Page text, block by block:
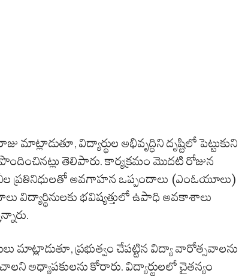
మాట్లాడుతూ, విద్యార్థుల అభివృద్ధిని దృష్టిలో పెట్టుకుని
తెలిపారు. కార్యక్రమం మొదటి రోజున
ప్రతినిధులతో అవగాహన ఒప్పందాలు (ఎంఓయూలు)
విద్యార్థినులకు భవిష్యత్తులో ఉపాధి అవకాశాలు
మాట్లాడుతూ, ప్రభుత్వం చేపట్టిన విద్యా వారోత్సవాలను
అధ్యాపకులను కోరారు. విద్యార్థులలో చైతన్యం